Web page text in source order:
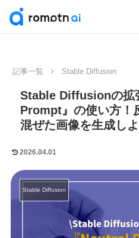
記事一覧 Stable Diffusion
Stable Diffusionの拡
Prompt』の使い方！
混ぜた画像を生成し
2026.04.01
Stable Diffusion